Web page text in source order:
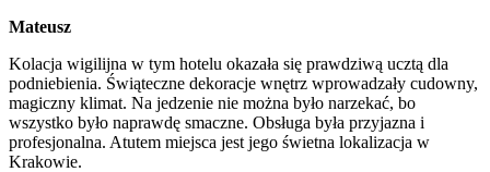
Mateusz
Kolacja wigilijna w tym hotelu okazała się prawdziwą ucztą dla
podniebienia. Świąteczne dekoracje wnętrz wprowadzały cudowny,
magiczny klimat. Na jedzenie nie można było narzekać, bo
wszystko było naprawdę smaczne. Obsługa była przyjazna i
profesjonalna. Atutem miejsca jest jego świetna lokalizacja w
Krakowie.